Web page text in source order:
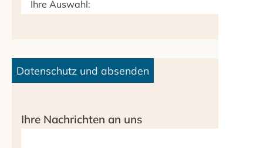
Datenschutz und absenden
Ihre Nachrichten an uns